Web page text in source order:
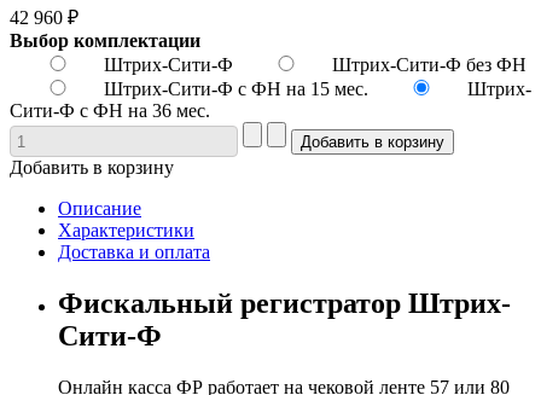
42 960 ₽
Выбор комплектации
Штрих-Сити-Ф
Штрих-Сити-Ф без ФН
Штрих-Сити-Ф с ФН на 15 мес.
Штрих-
Сити-Ф с ФН на 36 мес.
Добавить в корзину
Описание
Характеристики
Доставка и оплата
Фискальный регистратор Штрих-
Сити-Ф
Онлайн касса ФР работает на чековой ленте 57 или 80